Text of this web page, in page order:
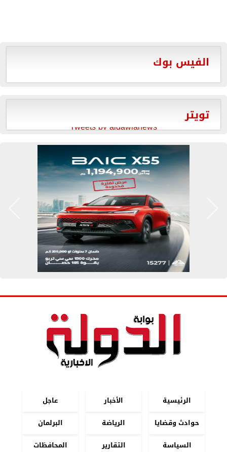
الفيس بوك
تويتر
Tweets by aldawlanews
الرئيسية الأخبار
عاجل
حوادث وقضايا
الرياضة
البرلمان
السياسة
التقارير المحافظات